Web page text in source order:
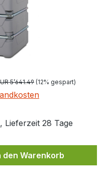
Preis:
5’641.49 (12% gespart)
Lieferzeit 28 Tage
den
den Warenkorb